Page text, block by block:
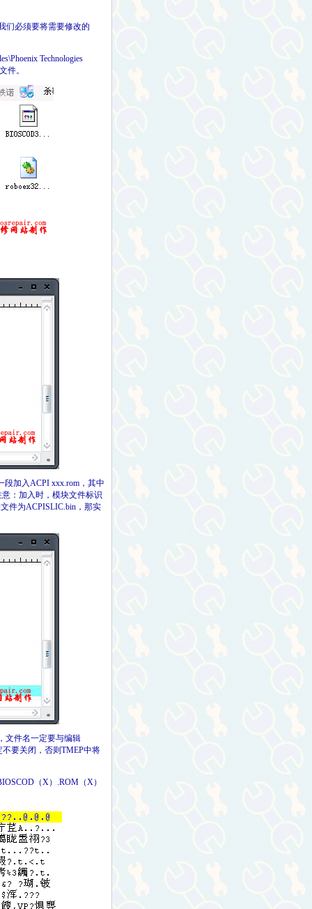
们必须要将需要修改的
Technologies
件。
加入ACPI xxx.rom，其中
：加入时，模块文件标识
件为ACPISLIC.bin，那实
文件名一定要与编辑
不要关闭，否则TMEP中将
（X）.ROM（X）